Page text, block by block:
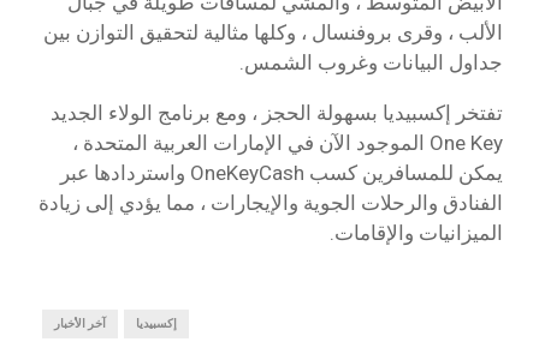
الألب ، وقرى بروفنسال ، وكلها مثالية لتحقيق التوازن بين
جداول البيانات وغروب الشمس.
تفتخر إكسبيديا بسهولة الحجز ، ومع برنامج الولاء الجديد
One Key الموجود الآن في الإمارات العربية المتحدة ،
يمكن للمسافرين كسب OneKeyCash واستردادها عبر
الفنادق والرحلات الجوية والإيجارات ، مما يؤدي إلى زيادة
الميزانيات والإقامات.
آخر الأخبار إكسبيديا